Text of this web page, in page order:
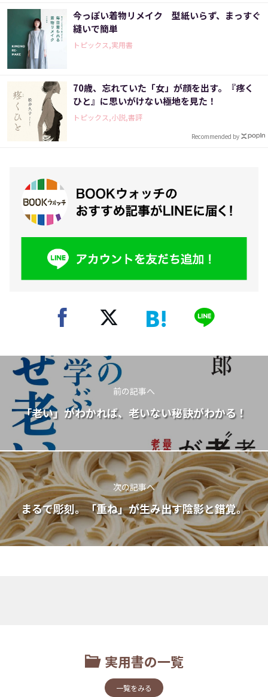
今っぽい着物リメイク 型紙いらず、まっすぐ
縫いで簡単
トピックス,実用書
70歳、忘れていた「女」が顔を出す。『疼く
ひと』に思いがけない極地を見た！
トピックス,小説,書評
Recommended by
前の記事へ
「老い」がわかれば、老いない秘訣がわかる！
次の記事へ
まるで彫刻。「重ね」が生み出す陰影と錯覚。
実用書の一覧
一覧をみる